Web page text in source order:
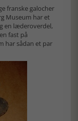
franske galocher
Museum har et
en læderoverdel,
fast på
har sådan et par